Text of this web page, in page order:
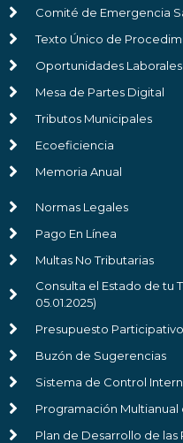
Comité de Emergencia
Texto Único de
Oportunidades Laborales
Mesa de Partes Digital
Tributos Municipales
Ecoeficiencia
Memoria Anual
Normas Legales
Pago En Línea
Multas No Tributarias
Consulta el Estado de tu
05.01.2025)
Presupuesto Participativo
Buzón de Sugerencias
Sistema de Control
Programación Multianual
Plan de Desarrollo de las